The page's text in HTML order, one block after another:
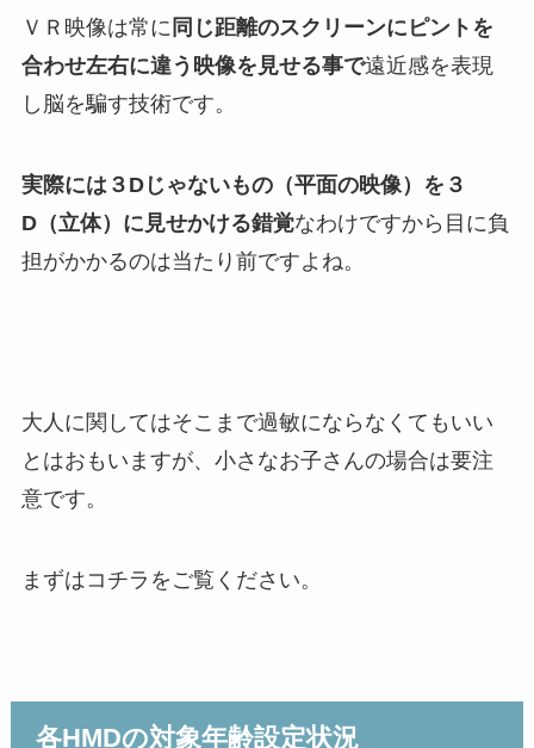
ＶＲ映像は常に 同じ距離のスクリーンにピントを
合わせ左右に違う映像を見せる事で遠近感を表現
し脳を騙す技術です。
実際には３Dじゃないもの（平面の映像）を３
D（立体）に見せかける錯覚なわけですから目に負
担がかかるのは当たり前ですよね。
大人に関してはそこまで過敏にならなくてもいい
とはおもいますが、小さなお子さんの場合は要注
意です。
まずはコチラをご覧ください。
各HMDの対象年齢設定状況